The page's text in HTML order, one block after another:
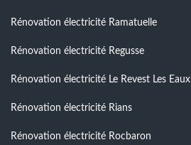
Rénovation électricité Ramatuelle
Rénovation électricité Regusse
Rénovation électricité Le Revest Les Eaux
Rénovation électricité Rians
Rénovation électricité Rocbaron